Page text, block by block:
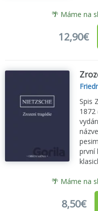
🌴 Máme na
12,90€
Spis
1872
první
🌴 Máme na
8,50€